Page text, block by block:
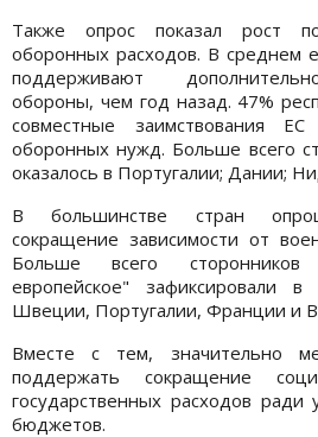
Также опрос показал рост
оборонных расходов. В среднем
поддерживают
обороны, чем год назад. 47%
совместные заимствования
оборонных нужд. Больше всего
оказалось в Португалии; Дании;
В большинстве стран
сокращение зависимости от
Больше всего сторонников
европейское" зафиксировали
Швеции, Португалии, Франции и
Вместе с тем, значительно
поддержать сокращение
государственных расходов ради
бюджетов.